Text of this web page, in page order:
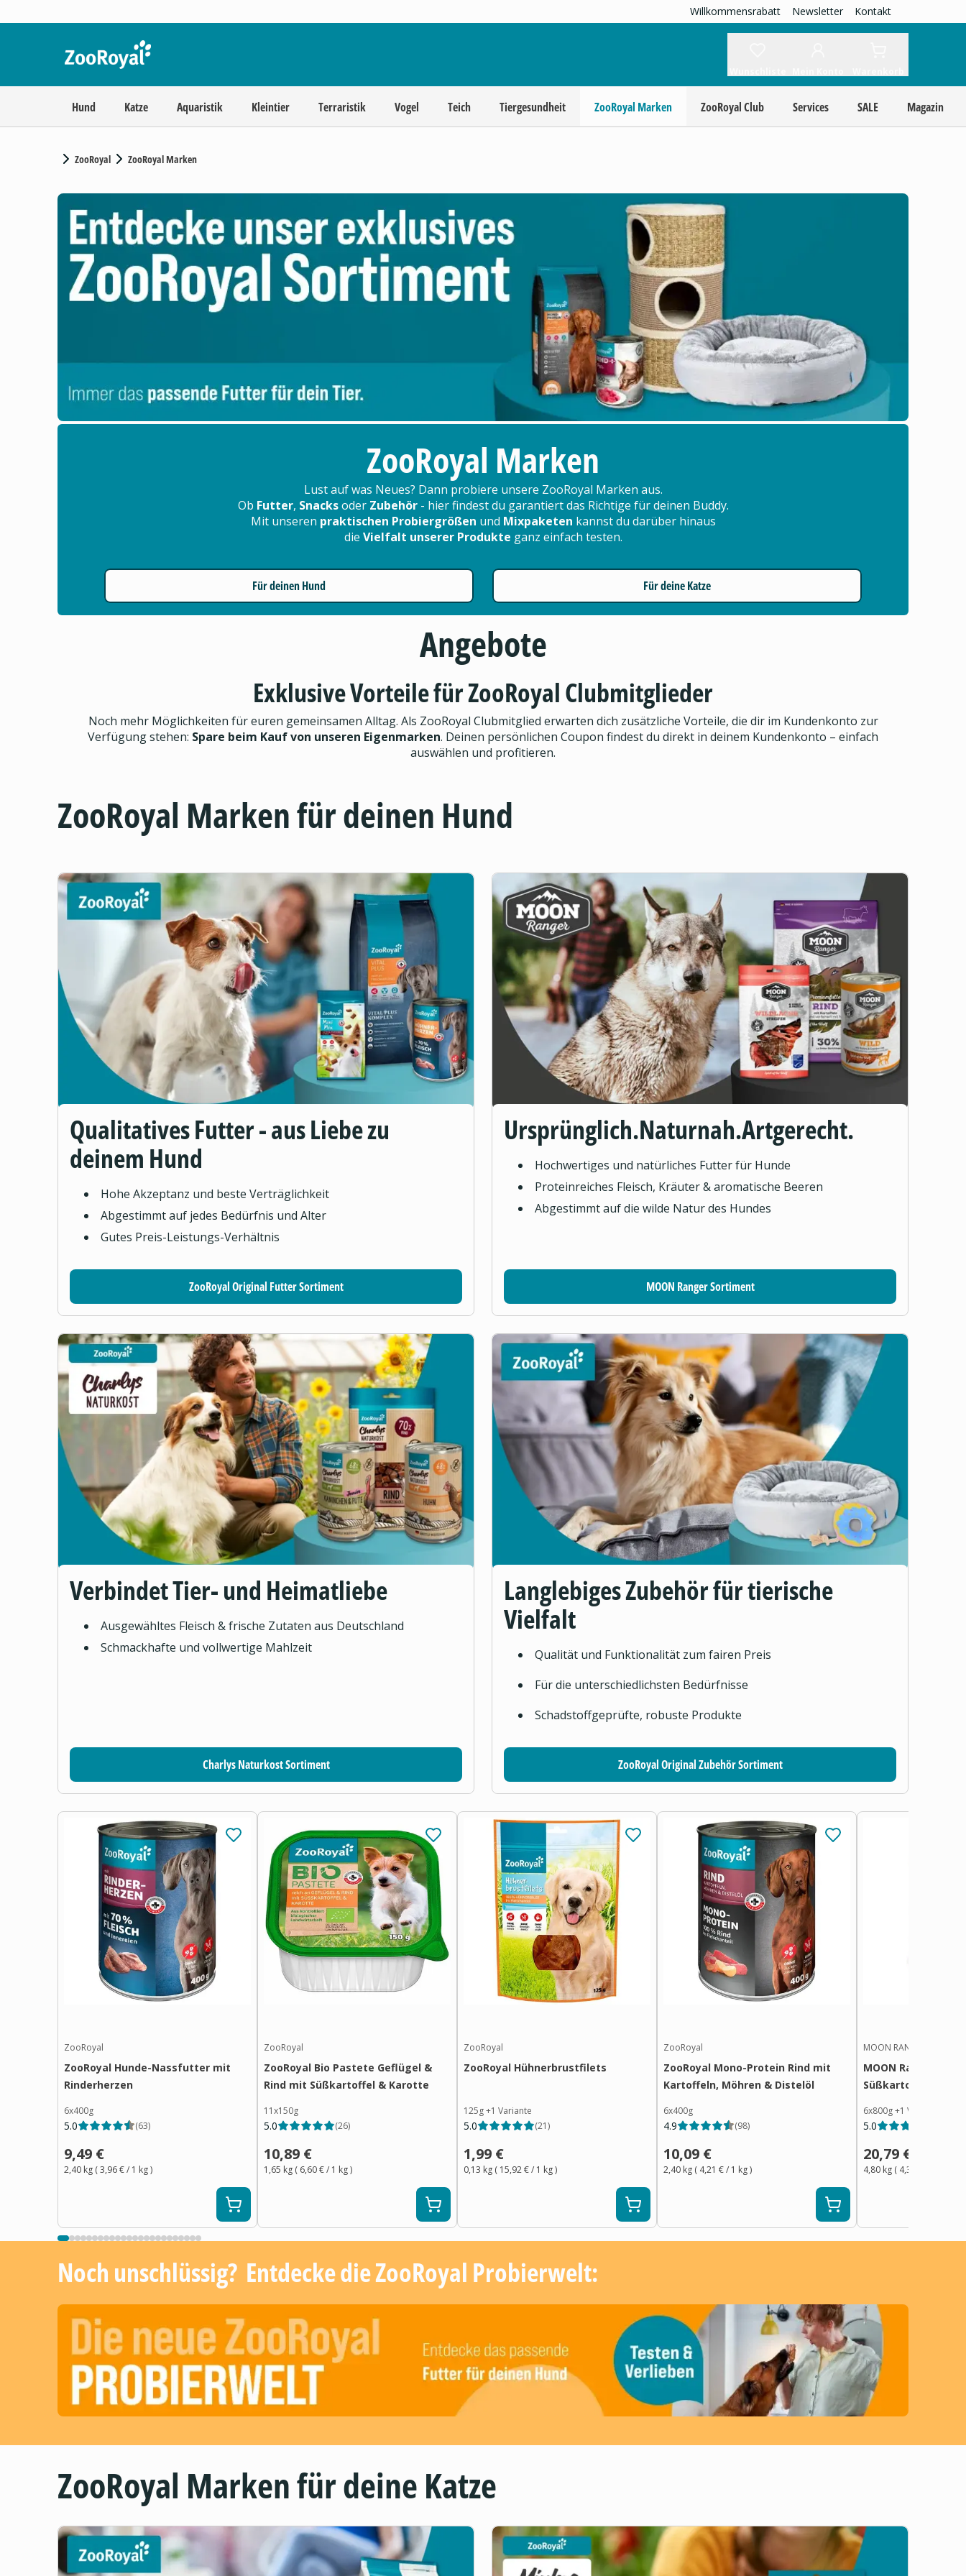
Willkommensrabatt Newsletter Kontakt
Hund Katze Aquaristik Kleintier Terraristik Vogel Teich Tiergesundheit ZooRoyal Marken ZooRoyal Club Services SALE Magazin
ZooRoyal ZooRoyal Marken
ZooRoyal Marken
Lust auf was Neues? Dann probiere unsere ZooRoyal Marken aus.
Ob Futter, Snacksoder Zubehör - hier findest du garantiert das Richtige für deinen Buddy.
Mit unseren praktischen Probiergrößen und Mixpaketen kannst du darüber hinaus
die Vielfalt unserer Produkte ganz einfach testen.
Für deinen Hund Für deine Katze
Angebote
Exklusive Vorteile für ZooRoyal Clubmitglieder
Noch mehr Möglichkeiten für euren gemeinsamen Alltag. Als ZooRoyal Clubmitglied erwarten dich zusätzliche Vorteile, die dir im Kundenkonto zur
Verfügung stehen: Spare beim Kauf von unseren Eigenmarken. Deinen persönlichen Coupon findest du direkt in deinem Kundenkonto – einfach
auswählen und profitieren.
ZooRoyal Marken für deinen Hund
Qualitatives Futter - aus Liebe zu
deinem Hund
Hohe Akzeptanz und beste Verträglichkeit
Abgestimmt auf jedes Bedürfnis und Alter
Gutes Preis-Leistungs-Verhältnis
ZooRoyal Original Futter Sortiment
Ursprünglich.Naturnah.Artgerecht.
Hochwertiges und natürliches Futter für Hunde
Proteinreiches Fleisch, Kräuter & aromatische Beeren
Abgestimmt auf die wilde Natur des Hundes
MOON Ranger Sortiment
Verbindet Tier- und Heimatliebe
Ausgewähltes Fleisch & frische Zutaten aus Deutschland
Schmackhafte und vollwertige Mahlzeit
Charlys Naturkost Sortiment
Langlebiges Zubehör für tierische
Vielfalt
Qualität und Funktionalität zum fairen Preis
Für die unterschiedlichsten Bedürfnisse
Schadstoffgeprüfte, robuste Produkte
ZooRoyal Original Zubehör Sortiment
ZooRoyal
ZooRoyal Hunde-Nassfutter mit
Rinderherzen
6x400g
5.0 (63)
9,49 €
2,40 kg (3,96 €/ 1 kg)
ZooRoyal
ZooRoyal Bio Pastete Geflügel &
Rind mit Süßkartoffel & Karotte
11x150g
5.0 (26)
10,89 €
1,65 kg ( 6,60 €/ 1 kg)
ZooRoyal
ZooRoyal Hühnerbrustfilets
125g+1 Variante
5.0 (21)
1,99 €
0,13 kg ( 15,92 €/ 1 kg)
ZooRoyal
ZooRoyal Mono-Protein Rind mit
Kartoffeln, Möhren & Distelöl
6x400g
4.9 (98)
10,09 €
2,40 kg ( 4,21 €/ 1 kg)
MOON RANGER
MOON Ranger
Süßkartoffeln
6x800g+1 Variante
5.0
20,79 €
4,80 kg ( 4,34 €
Noch unschlüssig? ​ Entdecke die ZooRoyal Probierwelt:
ZooRoyal Marken für deine Katze